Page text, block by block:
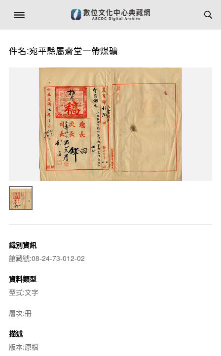
件名:宛平縣屬齋堂一帶煤礦
識別資訊
館藏號:08-24-73-012-02
資料類型
型式:文字
層次:冊
描述
版本:原檔